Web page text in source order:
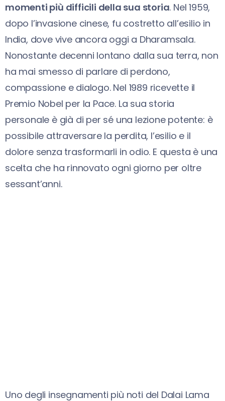
momenti più difficili della sua storia. Nel 1959,
dopo l’invasione cinese, fu costretto all’esilio in
India, dove vive ancora oggi a Dharamsala.
Nonostante decenni lontano dalla sua terra, non
ha mai smesso di parlare di perdono,
compassione e dialogo. Nel 1989 ricevette il
Premio Nobel per la Pace. La sua storia
personale è già di per sé una lezione potente: è
possibile attraversare la perdita, l’esilio e il
dolore senza trasformarli in odio. E questa è una
scelta che ha rinnovato ogni giorno per oltre
sessant’anni.
Uno degli insegnamenti più noti del Dalai Lama